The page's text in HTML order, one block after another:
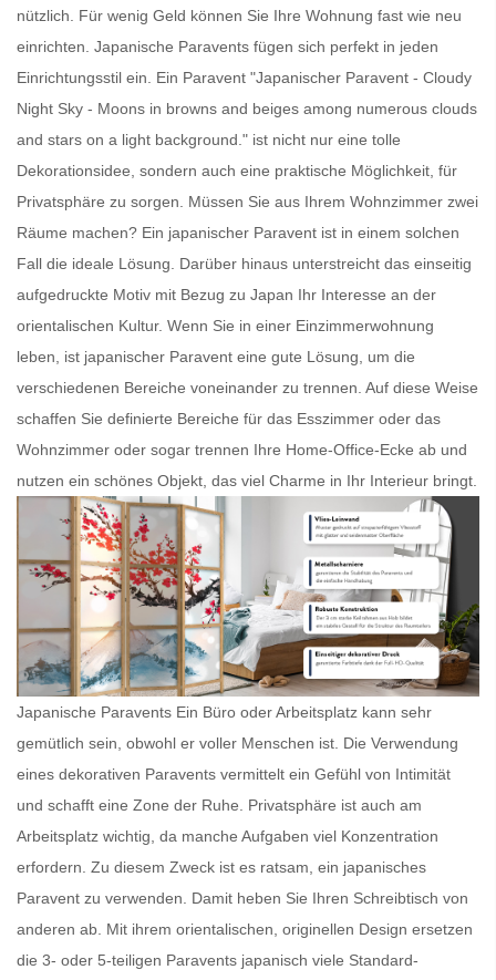
nützlich. Für wenig Geld können Sie Ihre Wohnung fast wie neu
einrichten. Japanische Paravents fügen sich perfekt in jeden
Einrichtungsstil ein. Ein Paravent "Japanischer Paravent - Cloudy
Night Sky - Moons in browns and beiges among numerous clouds
and stars on a light background." ist nicht nur eine tolle
Dekorationsidee, sondern auch eine praktische Möglichkeit, für
Privatsphäre zu sorgen. Müssen Sie aus Ihrem Wohnzimmer zwei
Räume machen? Ein japanischer Paravent ist in einem solchen
Fall die ideale Lösung. Darüber hinaus unterstreicht das einseitig
aufgedruckte Motiv mit Bezug zu Japan Ihr Interesse an der
orientalischen Kultur. Wenn Sie in einer Einzimmerwohnung
leben, ist japanischer Paravent eine gute Lösung, um die
verschiedenen Bereiche voneinander zu trennen. Auf diese Weise
schaffen Sie definierte Bereiche für das Esszimmer oder das
Wohnzimmer oder sogar trennen Ihre Home-Office-Ecke ab und
nutzen ein schönes Objekt, das viel Charme in Ihr Interieur bringt.
Japanische Paravents Ein Büro oder Arbeitsplatz kann sehr
gemütlich sein, obwohl er voller Menschen ist. Die Verwendung
eines dekorativen Paravents vermittelt ein Gefühl von Intimität
und schafft eine Zone der Ruhe. Privatsphäre ist auch am
Arbeitsplatz wichtig, da manche Aufgaben viel Konzentration
erfordern. Zu diesem Zweck ist es ratsam, ein japanisches
Paravent zu verwenden. Damit heben Sie Ihren Schreibtisch von
anderen ab. Mit ihrem orientalischen, originellen Design ersetzen
die 3- oder 5-teiligen Paravents japanisch viele Standard-